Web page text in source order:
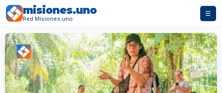
misiones.uno
Red Misiones.uno
☰